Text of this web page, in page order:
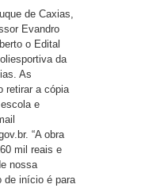
de Caxias,
Evandro
o Edital
da
As
retirar a cópia
e
“A obra
mil reais e
nossa
de início é para